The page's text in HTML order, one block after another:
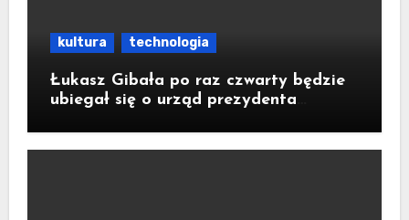
kultura technologia
Łukasz Gibała po raz czwarty będzie
ubiegał się o urząd prezydenta